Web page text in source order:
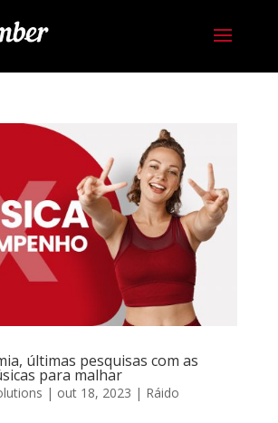
últimas pesquisas com as
para malhar
| out 18, 2023 | Ráido